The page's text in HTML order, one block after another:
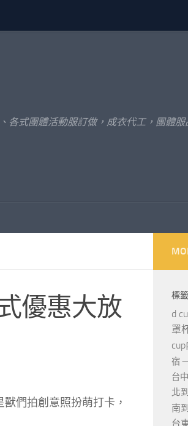
各式團體活動服訂做，成衣代工，團體
優惠大放
們拍創意照扮萌打卡，
標籤
d
罩
宿
台
北
南
台